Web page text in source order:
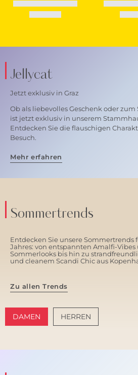
Jellycat
Jetzt exklusiv in Graz
Ob als liebevolles Geschenk oder
ist jetzt exklusiv in unserem
Entdecken Sie die flauschigen
Besuch.
Mehr erfahren
Sommertrends
Entdecken Sie unsere Sommertrends
Jahres: von entspannten Amalfi-Vibes
Sommerlooks bis hin zu
und cleanem Scandi Chic aus
Zu allen Trends
DAMEN HERREN